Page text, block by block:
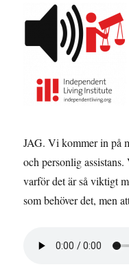
JAG. Vi kommer in på
och personlig
varför det är så viktigt
som behöver det, men